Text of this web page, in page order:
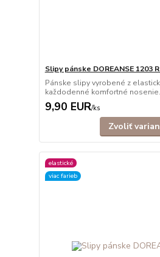
Slipy pánske DOREANSE 1203
Pánske slipy vyrobené z
každodenné komfortné
9,90 EUR/ks
Zvoliť
elastické
viac farieb